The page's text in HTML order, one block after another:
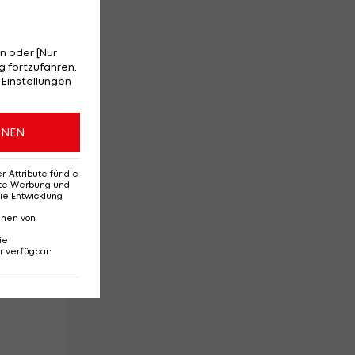
oder [Nur
fortzufahren.
Attribute für die
Werbung und
Entwicklung
von
verfügbar: